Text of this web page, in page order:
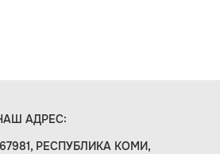
АДРЕС:
РЕСПУБЛИКА КОМИ,